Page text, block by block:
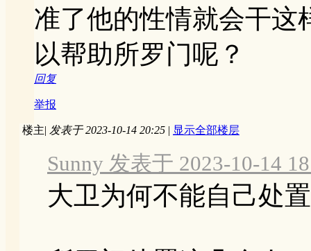
准了他的性情就会干这
以帮助所罗门呢？
回复
举报
楼主| 发表于 2023-10-14 20:25 | 显示全部楼层
Sunny 发表于 2023-10-14
大卫为何不能自己处